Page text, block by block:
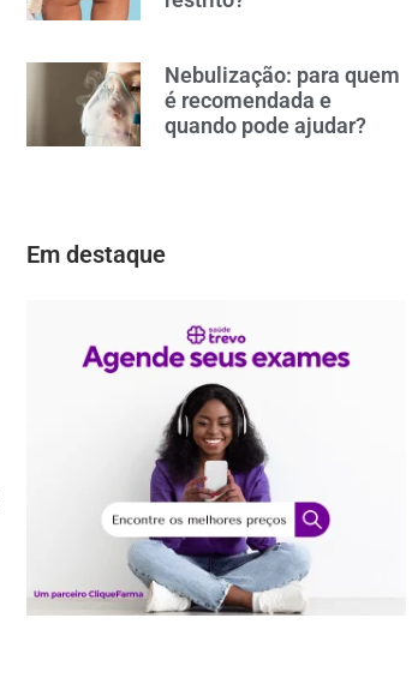
Nebulização: para quem
é recomendada e
quando pode ajudar?
Em destaque